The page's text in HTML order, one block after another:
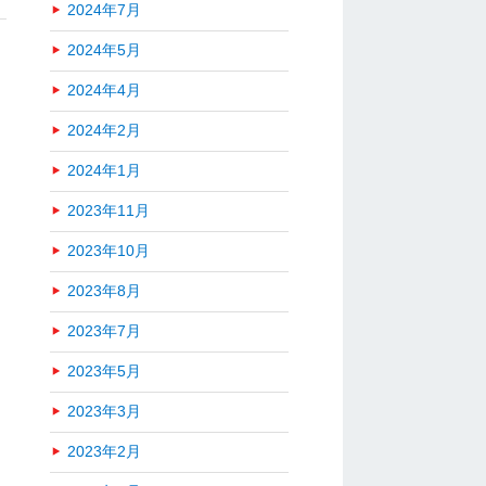
2024年7月
2024年5月
2024年4月
2024年2月
2024年1月
2023年11月
2023年10月
2023年8月
2023年7月
2023年5月
2023年3月
2023年2月